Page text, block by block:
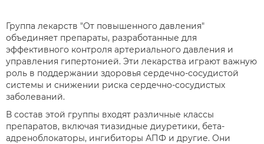
Группа лекарств "От повышенного давления"
объединяет препараты, разработанные для
эффективного контроля артериального давления и
управления гипертонией. Эти лекарства играют важную
роль в поддержании здоровья сердечно-сосудистой
системы и снижении риска сердечно-сосудистых
заболеваний.
В состав этой группы входят различные классы
препаратов, включая тиазидные диуретики, бета-
адреноблокаторы, ингибиторы АПФ и другие. Они